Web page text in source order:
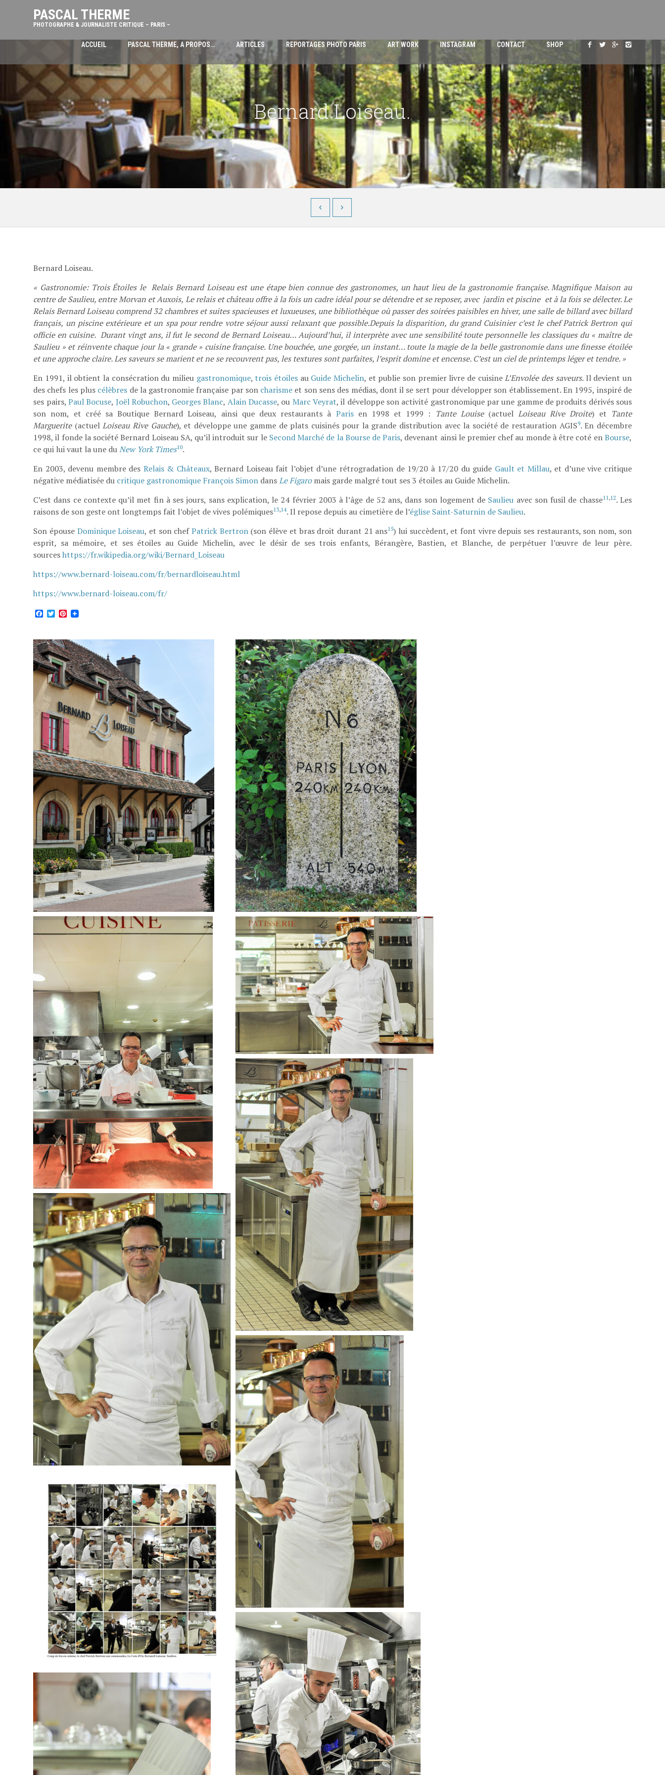
PASCAL THERME
PHOTOGRAPHE & JOURNALISTE CRITIQUE – PARIS –
ACCUEIL PASCAL THERME, A PROPOS… ARTICLES REPORTAGES PHOTO PARIS ART WORK INSTAGRAM CONTACT SHOP
Bernard Loiseau.
Bernard Loiseau.
« Gastronomie: Trois Étoiles le Relais Bernard Loiseau est une étape bien connue des gastronomes, un haut lieu de la gastronomie française. Magnifique Maison au
centre de Saulieu, entre Morvan et Auxois, Le relais et château offre à la fois un cadre idéal pour se détendre et se reposer, avec jardin et piscine et à la fois se délecter. Le
Relais Bernard Loiseau comprend 32 chambres et suites spacieuses et luxueuses, une bibliothèque où passer des soirées paisibles en hiver, une salle de billard avec billard
français, un piscine extérieure et un spa pour rendre votre séjour aussi relaxant que possible.Depuis la disparition, du grand Cuisinier c’est le chef Patrick Bertron qui
officie en cuisine. Durant vingt ans, il fut le second de Bernard Loiseau… Aujourd’hui, il interprète avec une sensibilité toute personnelle les classiques du « maître de
Saulieu » et réinvente chaque jour la « grande » cuisine française. Une bouchée, une gorgée, un instant… toute la magie de la belle gastronomie dans une finesse étoilée
et une approche claire. Les saveurs se marient et ne se recouvrent pas, les textures sont parfaites, l’esprit domine et encense. C’est un ciel de printemps léger et tendre. »
En 1991, il obtient la consécration du milieu gastronomique,trois étoiles au Guide Michelin, et publie son premier livre de cuisineL’Envolée des saveurs. Il devient un
des chefs les plus célèbres de la gastronomie française par son charisme et son sens des médias, dont il se sert pour développer son établissement. En 1995, inspiré de
ses pairs, Paul Bocuse, Joël Robuchon, Georges Blanc, Alain Ducasse, ou Marc Veyrat, il développe son activité gastronomique par une gamme de produits dérivés sous
son nom, et créé sa Boutique Bernard Loiseau, ainsi que deux restaurants à Parisen 1998 et 1999 : Tante Louise(actuelLoiseau Rive Droite) et Tante
Marguerite(actuelLoiseau Rive Gauche), et développe une gamme de plats cuisinés pour la grande distribution avec la société de restauration AGIS9. En décembre
1998, il fonde la société Bernard Loiseau SA, qu’il introduit sur le Second Marché de la Bourse de Paris, devenant ainsi le premier chef au monde à être coté enBourse,
ce qui lui vaut la une duNew York Times10.
En 2003, devenu membre des Relais & Châteaux, Bernard Loiseau fait l’objet d’une rétrogradation de 19/20 à 17/20 du guide Gault et Millau, et d’une vive critique
négative médiatisée du critique gastronomique François Simon dansLe Figaromais garde malgré tout ses 3 étoiles au Guide Michelin.
C’est dans ce contexte qu’il met fin à ses jours, sans explication, le 24 février 2003 à l’âge de 52 ans, dans son logement de Saulieu avec son fusil de chasse11,12. Les
raisons de son geste ont longtemps fait l’objet de vives polémiques13,14. Il repose depuis au cimetière de l’église Saint-Saturnin de Saulieu.
Son épouse Dominique Loiseau, et son chefPatrick Bertron(son élève et bras droit durant 21 ans15) lui succèdent, et font vivre depuis ses restaurants, son nom, son
esprit, sa mémoire, et ses étoiles au Guide Michelin, avec le désir de ses trois enfants, Bérangère, Bastien, et Blanche, de perpétuer l’œuvre de leur père.
sourceshttps://fr.wikipedia.org/wiki/Bernard_Loiseau
https://www.bernard-loiseau.com/fr/bernardloiseau.html
https://www.bernard-loiseau.com/fr/
Facebook
TwitterPinterest